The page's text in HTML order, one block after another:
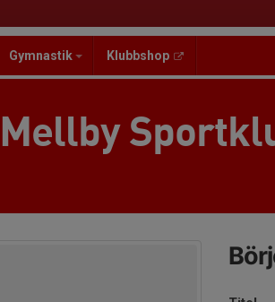
Gymnastik Klubbshop